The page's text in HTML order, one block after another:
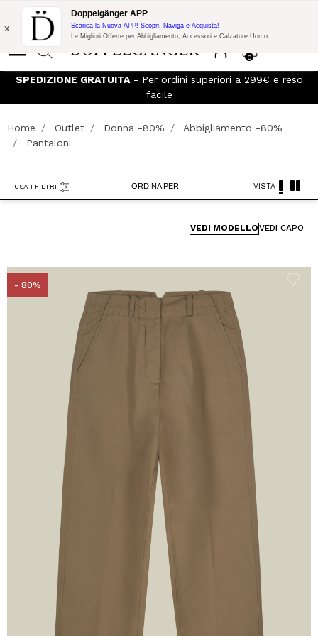
Promo Flash:
10% di Extra Sconto su 300€ di Acquisto con codice:
DOPPEL300
0
x
Doppelgänger APP
Scarica la Nuova APP! Scopri, Naviga e Acquista!
Le Migliori Offerte per Abbigliamento, Accessori e Calzature Uomo
SPEDIZIONE GRATUITA- Per ordini superiori a 299€ e reso
facile
Home Outlet Donna -80%
Abbigliamento -80%
Pantaloni
ORDINA PER
USA I FILTRI VISTA
VEDI MODELLOVEDI CAPO
- 80%